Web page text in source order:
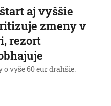
aj vyššie
zmeny v
rezort
o vyše 60 eur drahšie.